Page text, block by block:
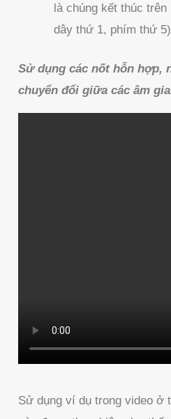
là chúng kết thúc trên
dây thứ 1, phím thứ
Sử dụng các nốt hỗn hợp,
chuyển đổi giữa các âm
Sử dụng ví dụ trong video ở